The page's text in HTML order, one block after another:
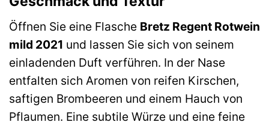
Öffnen Sie eine Flasche Bretz Regent Rotwein
mild 2021 und lassen Sie sich von seinem
einladenden Duft verführen. In der Nase
entfalten sich Aromen von reifen Kirschen,
saftigen Brombeeren und einem Hauch von
Pflaumen. Eine subtile Würze und eine feine